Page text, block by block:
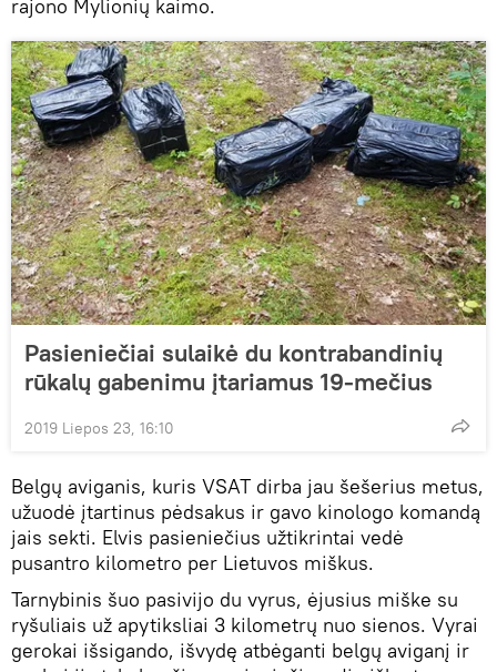
rajono Mylionių kaimo.
Pasieniečiai sulaikė du kontrabandinių
rūkalų gabenimu įtariamus 19-mečius
2019 Liepos 23, 16:10
Belgų aviganis, kuris VSAT dirba jau šešerius metus,
užuodė įtartinus pėdsakus ir gavo kinologo komandą
jais sekti. Elvis pasieniečius užtikrintai vedė
pusantro kilometro per Lietuvos miškus.
Tarnybinis šuo pasivijo du vyrus, ėjusius miške su
ryšuliais už apytiksliai 3 kilometrų nuo sienos. Vyrai
gerokai išsigando, išvydę atbėganti belgų aviganį ir